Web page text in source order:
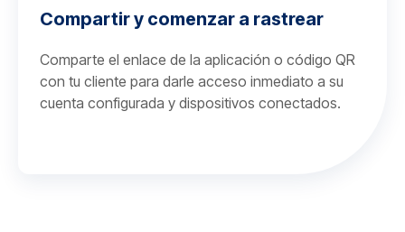
Compartir y comenzar a rastrear
Comparte el enlace de la aplicación o código QR
con tu cliente para darle acceso inmediato a su
cuenta configurada y dispositivos conectados.